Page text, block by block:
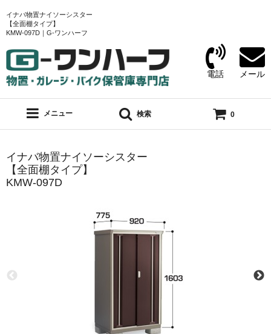
イナバ物置ナイソーシスター
【全面棚タイプ】
KMW-097D｜G-ワンハーフ
電話 メール
メニュー 検索 0
イナバ物置ナイソーシスター
【全面棚タイプ】
KMW-097D